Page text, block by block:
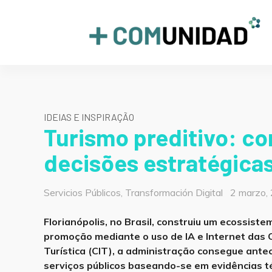
+COMUNIDAD
IDEIAS E INSPIRAÇÃO
Turismo preditivo:
decisões
Categorías
Servicios Públicos, Transformación Digital
Posted
2 marzo,
Florianópolis, no Brasil, construiu um
promoção mediante o uso de IA e Internet das
Turística (CIT), a administração consegue
serviços públicos baseando-se em evidências